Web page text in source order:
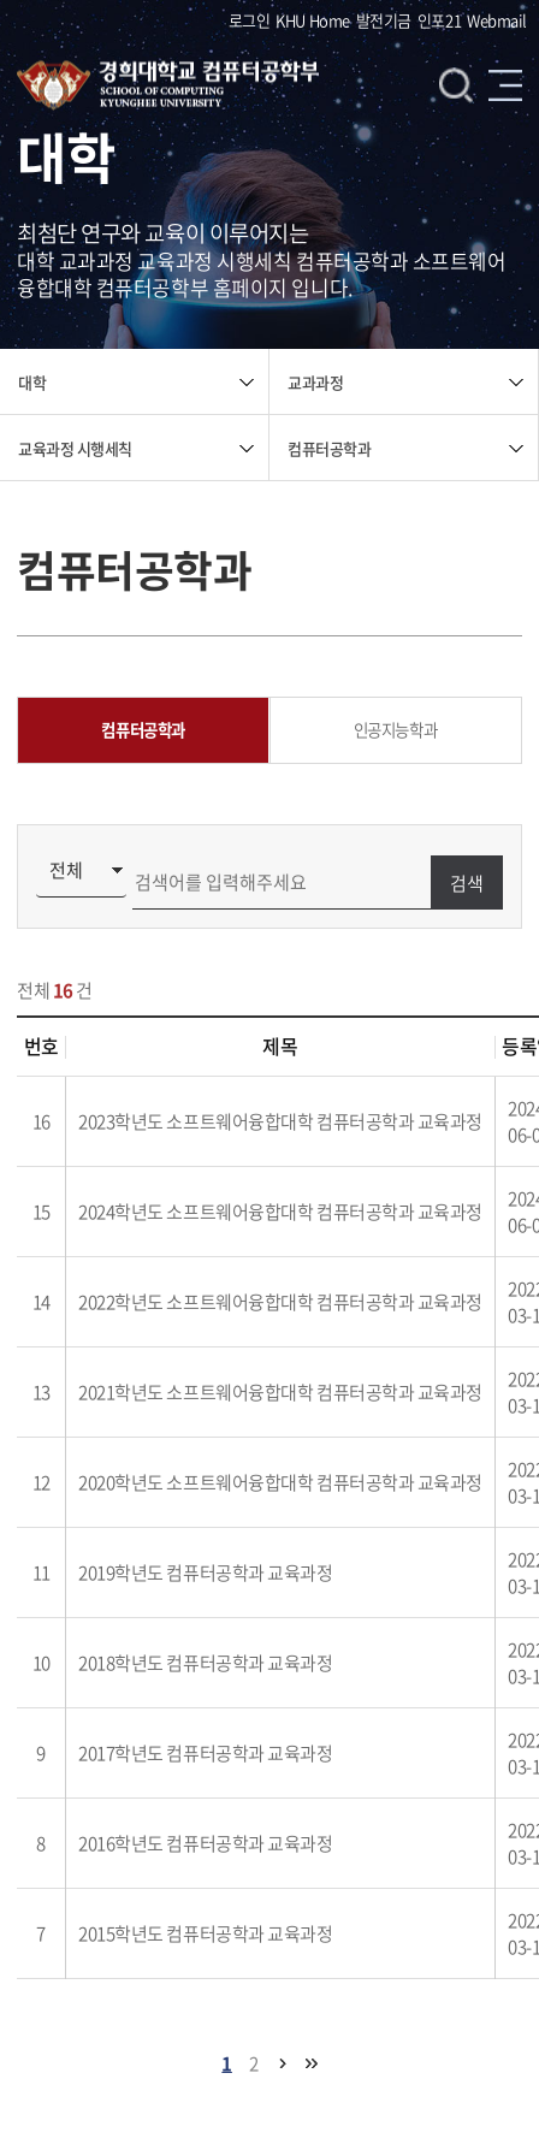
로그인 KHU Home 발전기금 인포21 Webmail
대학
최첨단 연구와 교육이 이루어지는
대학 교과과정 교육과정 시행세칙 컴퓨터공학과 소프트웨어
융합대학 컴퓨터공학부 홈페이지 입니다.
대학 교과과정
교육과정 시행세칙 컴퓨터공학과
컴퓨터공학과
컴퓨터공학과 인공지능학과
검색
전체16건
번호 제목 등
16 2023학년도 소프트웨어융합대학 컴퓨터공학과 교육과정
06-
15 2024학년도 소프트웨어융합대학 컴퓨터공학과 교육과정
06-
14 2022학년도 소프트웨어융합대학 컴퓨터공학과 교육과정
03-
13 2021학년도 소프트웨어융합대학 컴퓨터공학과 교육과정
03-
12 2020학년도 소프트웨어융합대학 컴퓨터공학과 교육과정
03-
11 2019학년도 컴퓨터공학과 교육과정
03-
10 2018학년도 컴퓨터공학과 교육과정
03-
9 2017학년도 컴퓨터공학과 교육과정
03-
8 2016학년도 컴퓨터공학과 교육과정
03-
7 2015학년도 컴퓨터공학과 교육과정
03-
1 2